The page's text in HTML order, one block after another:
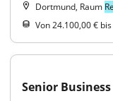
Dortmund, Raum
Von 24.100,00 €
Senior